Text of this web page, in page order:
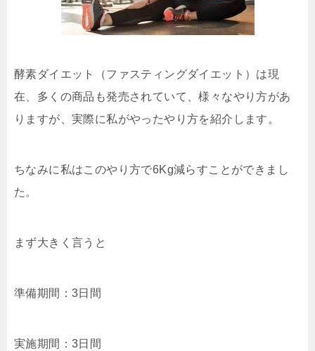
酵素ダイエット（ファスティングダイエット）は現
在、多くの商品も発売されていて、様々なやり方があ
りますが、実際に私がやったやり方を紹介します。
ちなみに私はこのやり方で6Kg減らすことができまし
た。
まず大きく言うと
準備期間：3日間
実施期間：3日間